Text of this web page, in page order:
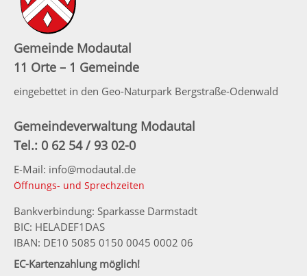
Gemeinde Modautal
11 Orte – 1 Gemeinde
eingebettet in den Geo-Naturpark Bergstraße-Odenwald
Gemeindeverwaltung Modautal
Tel.: 0 62 54 / 93 02-0
E-Mail: info@modautal.de
Öffnungs- und Sprechzeiten
Bankverbindung: Sparkasse Darmstadt
BIC: HELADEF1DAS
IBAN: DE10 5085 0150 0045 0002 06
EC-Kartenzahlung möglich!